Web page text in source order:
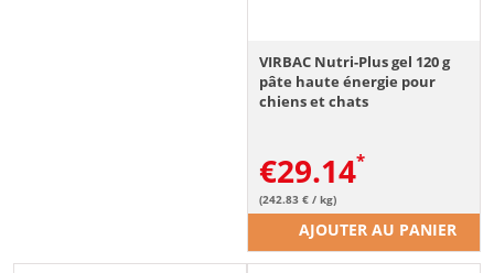
VIRBAC Nutri-Plus gel 120 g
pâte haute énergie pour
chiens et chats
€29.14
(242.83 € / kg)
AJOUTER AU PANIER